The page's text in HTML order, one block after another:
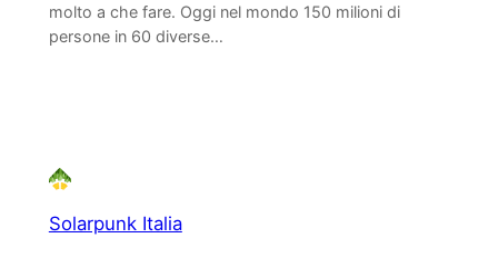
molto a che fare. Oggi nel mondo 150 milioni di
persone in 60 diverse…
Solarpunk Italia